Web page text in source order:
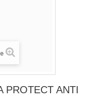
PROTECT ANTI